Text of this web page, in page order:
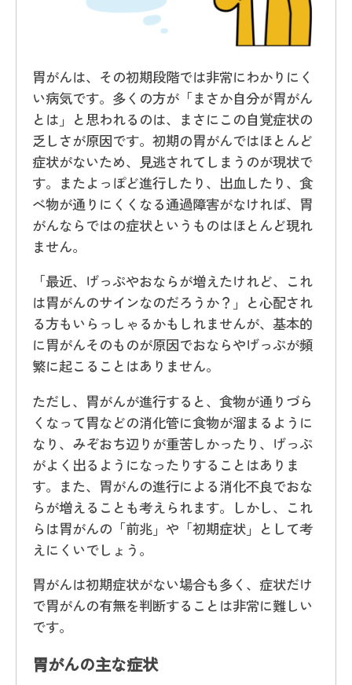
胃がんは、その初期段階では非常にわかりにく
い病気です。多くの方が「まさか自分が胃がん
とは」と思われるのは、まさにこの自覚症状の
乏しさが原因です。初期の胃がんではほとんど
症状がないため、見逃されてしまうのが現状で
す。またよっぽど進行したり、出血したり、食
べ物が通りにくくなる通過障害がなければ、胃
がんならではの症状というものはほとんど現れ
ません。
「最近、げっぷやおならが増えたけれど、これ
は胃がんのサインなのだろうか？」と心配され
る方もいらっしゃるかもしれませんが、基本的
に胃がんそのものが原因でおならやげっぷが頻
繁に起こることはありません。
ただし、胃がんが進行すると、食物が通りづら
くなって胃などの消化管に食物が溜まるように
なり、みぞおち辺りが重苦しかったり、げっぷ
がよく出るようになったりすることはありま
す。また、胃がんの進行による消化不良でおな
らが増えることも考えられます。しかし、これ
らは胃がんの「前兆」や「初期症状」として考
えにくいでしょう。
胃がんは初期症状がない場合も多く、症状だけ
で胃がんの有無を判断することは非常に難しい
です。
胃がんの主な症状